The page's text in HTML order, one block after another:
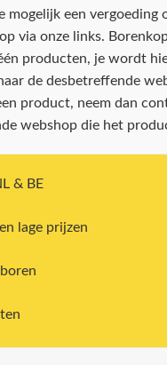
mogelijk een vergoeding
via onze links.
producten, je wordt
de desbetreffende
product, neem dan
webshop die het
& BE
lage prijzen